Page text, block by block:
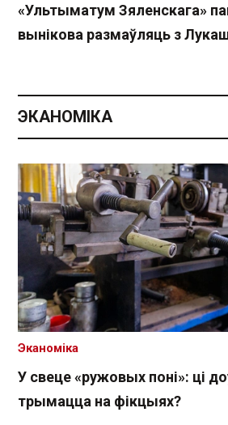
«Ультыматум Зяленскага»
вынікова размаўляць з
ЭКАНОМІКА
У свеце «ружовых поні»: ці
трымацца на фікцыях?
Эканоміка